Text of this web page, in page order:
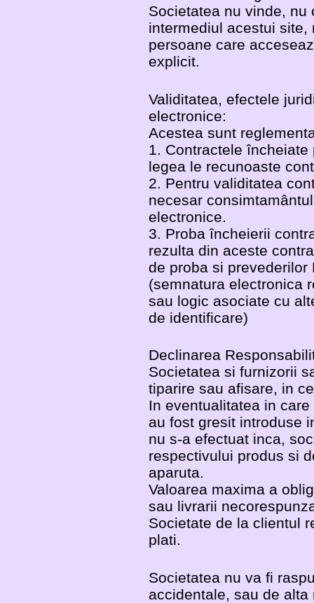
Societatea nu vinde, nu
intermediul acestui
persoane care
explicit.
Validitatea, efectele
electronice:
Acestea sunt
1. Contractele
legea le recunoaste
2. Pentru validitatea
necesar
electronice.
3. Proba încheierii
rezulta din aceste
de proba si
(semnatura electronica
sau logic asociate cu
de identificare)
Declinarea
Societatea si furnizorii
tiparire sau afisare, in
In eventualitatea in
au fost gresit introduse
nu s-a efectuat inca,
respectivului produs si
aparuta.
Valoarea maxima a
sau livrarii
Societate de la clientul
plati.
Societatea nu va fi
accidentale, sau de